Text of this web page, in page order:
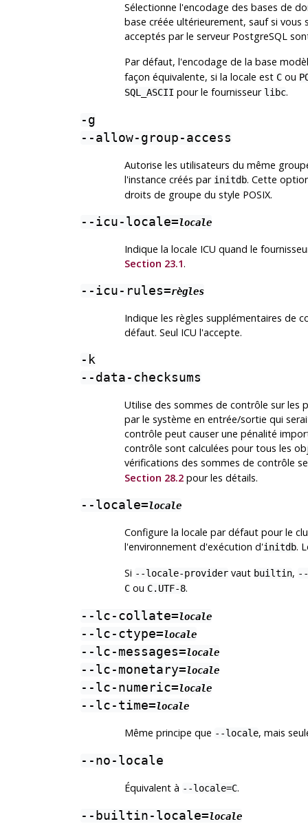
Sélectionne l'encodage des bases de
base créée ultérieurement, sauf si
acceptés par le serveur PostgreSQL
Par défaut, l'encodage de la base
façon équivalente, si la locale est Cou
SQL_ASCII pour le fournisseur libc.
-g
--allow-group-access
Autorise les utilisateurs du même
l'instance créés par initdb. Cette
droits de groupe du style POSIX.
--icu-locale=locale
Indique la locale ICU quand le
Section 23.1.
--icu-rules=règles
Indique les règles supplémentaires de
défaut. Seul ICU l'accepte.
-k
--data-checksums
Utilise des sommes de contrôle sur les
par le système en entrée/sortie qui
contrôle peut causer une pénalité
contrôle sont calculées pour tous les
vérifications des sommes de contrôle
Section 28.2pour les détails.
--locale=locale
Configure la locale par défaut pour le
l'environnement d'exécution d'initdb.
Si --locale-providervaut builtin,
Cou C.UTF-8.
--lc-collate=locale
--lc-ctype=locale
--lc-messages=locale
--lc-monetary=locale
--lc-numeric=locale
--lc-time=locale
Même principe que --locale, mais
--no-locale
Équivalent à --locale=C.
--builtin-locale=locale